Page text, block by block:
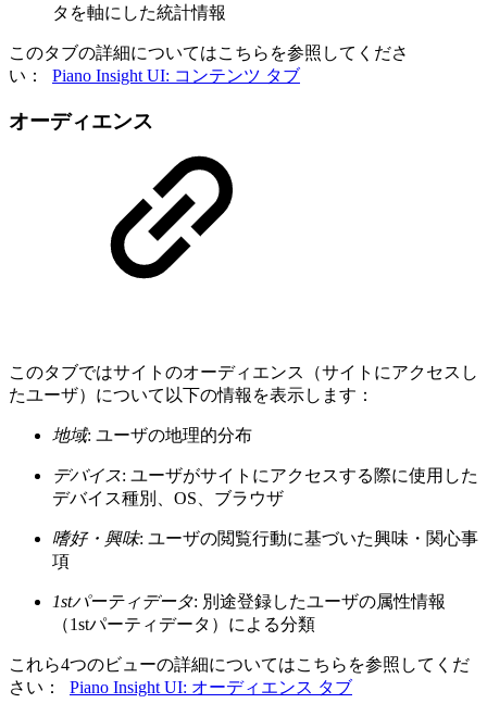
タを軸にした統計情報
このタブの詳細についてはこちらを参照してくださ
い： Piano Insight UI: コンテンツ タブ
オーディエンス
このタブではサイトのオーディエンス（サイトにアクセスし
たユーザ）について以下の情報を表示します：
地域: ユーザの地理的分布
デバイス: ユーザがサイトにアクセスする際に使用した
デバイス種別、OS、ブラウザ
嗜好・興味: ユーザの閲覧行動に基づいた興味・関心事
項
1stパーティデータ: 別途登録したユーザの属性情報
（1stパーティデータ）による分類
これら4つのビューの詳細についてはこちらを参照してくだ
さい： Piano Insight UI: オーディエンス タブ